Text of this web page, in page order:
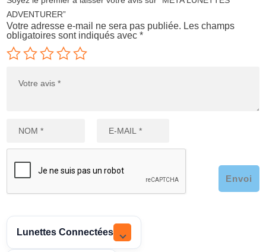
ADVENTURER”
Votre adresse e-mail ne sera pas publiée. Les champs
obligatoires sont indiqués avec*
Envoi
Lunettes Connectées